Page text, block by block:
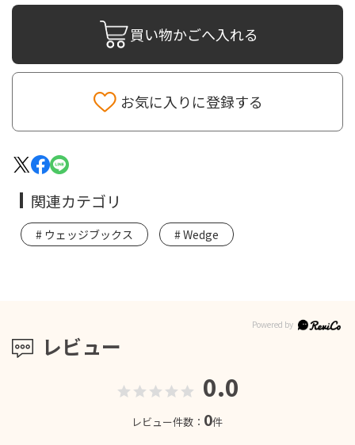
買い物かごへ入れる
お気に入りに登録する
レビュー
0.0
レビュー件数： 0件
関連カテゴリ
ウェッジブックス Wedge